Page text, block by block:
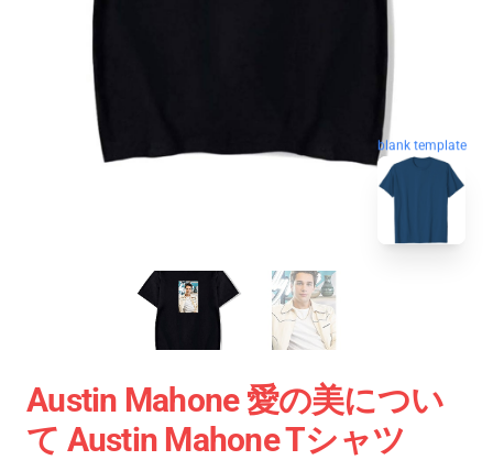
blank template
Austin Mahone 愛の美につい
て Austin Mahone Tシャツ